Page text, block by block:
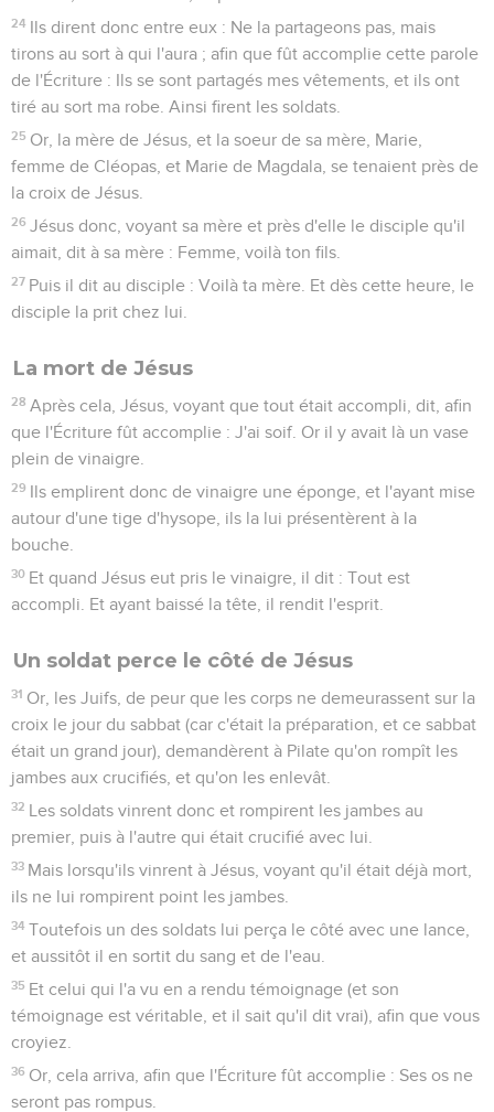
24 Ils dirent donc entre eux : Ne la partageons pas, mais
tirons au sort à qui l'aura ; afin que fût accomplie cette parole
de l'Écriture : Ils se sont partagés mes vêtements, et ils ont
tiré au sort ma robe. Ainsi firent les soldats.
25 Or, la mère de Jésus, et la soeur de sa mère, Marie,
femme de Cléopas, et Marie de Magdala, se tenaient près de
la croix de Jésus.
26 Jésus donc, voyant sa mère et près d'elle le disciple qu'il
aimait, dit à sa mère : Femme, voilà ton fils.
27 Puis il dit au disciple : Voilà ta mère. Et dès cette heure, le
disciple la prit chez lui.
La mort de Jésus
28 Après cela, Jésus, voyant que tout était accompli, dit, afin
que l'Écriture fût accomplie : J'ai soif. Or il y avait là un vase
plein de vinaigre.
29 Ils emplirent donc de vinaigre une éponge, et l'ayant mise
autour d'une tige d'hysope, ils la lui présentèrent à la
bouche.
30 Et quand Jésus eut pris le vinaigre, il dit : Tout est
accompli. Et ayant baissé la tête, il rendit l'esprit.
Un soldat perce le côté de Jésus
31 Or, les Juifs, de peur que les corps ne demeurassent sur la
croix le jour du sabbat (car c'était la préparation, et ce sabbat
était un grand jour), demandèrent à Pilate qu'on rompît les
jambes aux crucifiés, et qu'on les enlevât.
32 Les soldats vinrent donc et rompirent les jambes au
premier, puis à l'autre qui était crucifié avec lui.
33 Mais lorsqu'ils vinrent à Jésus, voyant qu'il était déjà mort,
ils ne lui rompirent point les jambes.
34 Toutefois un des soldats lui perça le côté avec une lance,
et aussitôt il en sortit du sang et de l'eau.
35 Et celui qui l'a vu en a rendu témoignage (et son
témoignage est véritable, et il sait qu'il dit vrai), afin que vous
croyiez.
36 Or, cela arriva, afin que l'Écriture fût accomplie : Ses os ne
seront pas rompus.